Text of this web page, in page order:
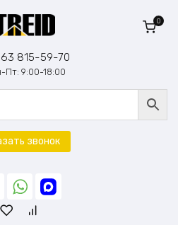
815-59-70
Пт: 9:00-18:00
0
звонок